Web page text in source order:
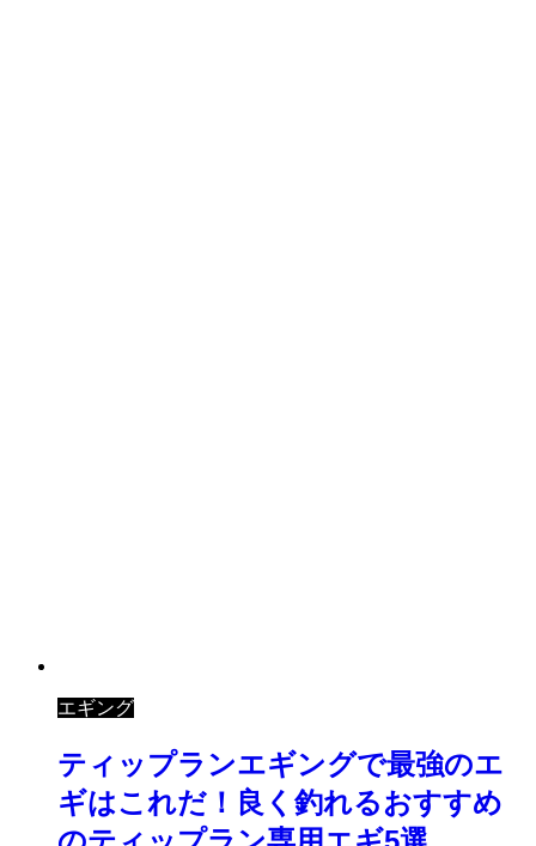
エギング
ティップランエギングで最強のエ
ギはこれだ！良く釣れるおすすめ